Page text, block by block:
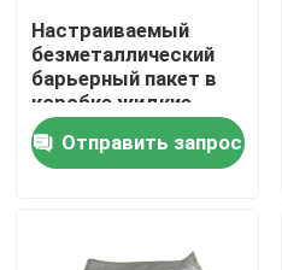
Дом
Продукты
Настраиваемый
безметаллический
барьерный пакет в
коробке жидкие
упаковочные пакеты
Отправить запрос